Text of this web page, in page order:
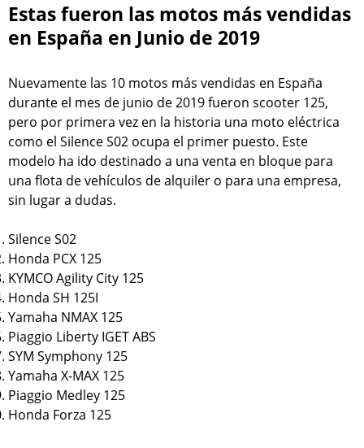
Estas fueron las motos más vendidas
en España en Junio de 2019
Nuevamente las 10 motos más vendidas en España
durante el mes de junio de 2019 fueron scooter 125,
pero por primera vez en la historia una moto eléctrica
como el Silence S02 ocupa el primer puesto. Este
modelo ha ido destinado a una venta en bloque para
una flota de vehículos de alquiler o para una empresa,
sin lugar a dudas.
Silence S02
Honda PCX 125
KYMCO Agility City 125
Honda SH 125I
Yamaha NMAX 125
Piaggio Liberty IGET ABS
SYM Symphony 125
Yamaha X-MAX 125
Piaggio Medley 125
Honda Forza 125